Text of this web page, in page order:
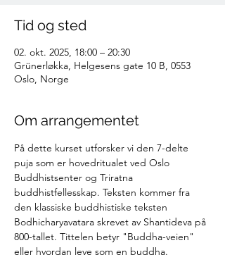
Tid og sted
02. okt. 2025, 18:00 – 20:30
Grünerløkka, Helgesens gate 10 B, 0553
Oslo, Norge
Om arrangementet
På dette kurset utforsker vi den 7-delte
puja som er hovedritualet ved Oslo
Buddhistsenter og Triratna
buddhistfellesskap. Teksten kommer fra
den klassiske buddhistiske teksten
Bodhicharyavatara skrevet av Shantideva på
800-tallet. Tittelen betyr "Buddha-veien"
eller hvordan leve som en buddha.